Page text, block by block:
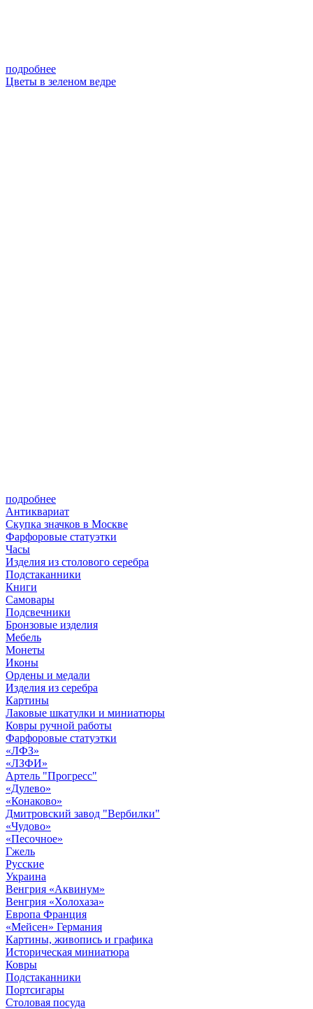
подробнее
Цветы в зеленом ведре
подробнее
Антиквариат
Скупка значков в Москве
Фарфоровые статуэтки
Часы
Изделия из столового серебра
Подстаканники
Книги
Самовары
Подсвечники
Бронзовые изделия
Мебель
Монеты
Иконы
Ордены и медали
Изделия из серебра
Картины
Лаковые шкатулки и миниатюры
Ковры ручной работы
Фарфоровые статуэтки
«ЛФЗ»
«ЛЗФИ»
Артель "Прогресс"
«Дулево»
«Конаково»
Дмитровский завод "Вербилки"
«Чудово»
«Песочное»
Гжель
Русские
Украина
Венгрия «Аквинум»
Венгрия «Холохаза»
Европа Франция
«Мейсен» Германия
Картины, живопись и графика
Историческая миниатюра
Ковры
Подстаканники
Портсигары
Столовая посуда